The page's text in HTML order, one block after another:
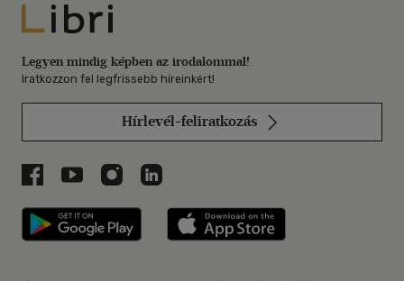
Libri
Legyen mindig képben az irodalommal!
Iratkozzon fel legfrissebb híreinkért!
Hírlevél-feliratkozás
Libri a Facebookon
Libri a Youtube-on
Libri az Instagramon
Libri a LinkedInen
Libri applikáció Szerezd meg: Google